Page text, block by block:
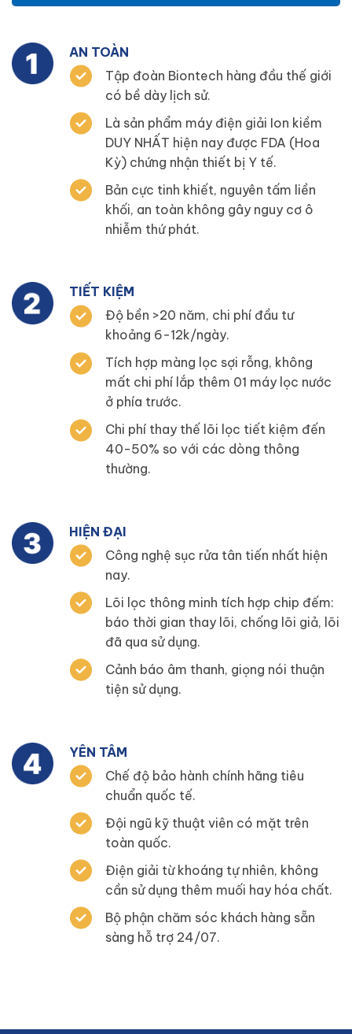
AN TOÀN
Tập đoàn Biontech hàng đầu thế giới
có bề dày lịch sử.
Là sản phẩm máy điện giải Ion kiềm
DUY NHẤT hiện nay được FDA (Hoa
Kỳ) chứng nhận thiết bị Y tế.
Bản cực tinh khiết, nguyên tấm liền
khối, an toàn không gây nguy cơ ô
nhiễm thứ phát.
TIẾT KIỆM
Độ bền >20 năm, chi phí đầu tư
khoảng 6-12k/ngày.
Tích hợp màng lọc sợi rỗng, không
mất chi phí lắp thêm 01 máy lọc nước
ở phía trước.
Chi phí thay thế lõi lọc tiết kiệm đến
40-50% so với các dòng thông
thường.
HIỆN ĐẠI
Công nghệ sục rửa tân tiến nhất hiện
nay.
Lõi lọc thông minh tích hợp chip đếm:
báo thời gian thay lõi, chống lõi giả, lõi
đã qua sử dụng.
Cảnh báo âm thanh, giọng nói thuận
tiện sử dụng.
YÊN TÂM
Chế độ bảo hành chính hãng tiêu
chuẩn quốc tế.
Đội ngũ kỹ thuật viên có mặt trên
toàn quốc.
Điện giải từ khoáng tự nhiên, không
cần sử dụng thêm muối hay hóa chất.
Bộ phận chăm sóc khách hàng sẵn
sàng hỗ trợ 24/07.